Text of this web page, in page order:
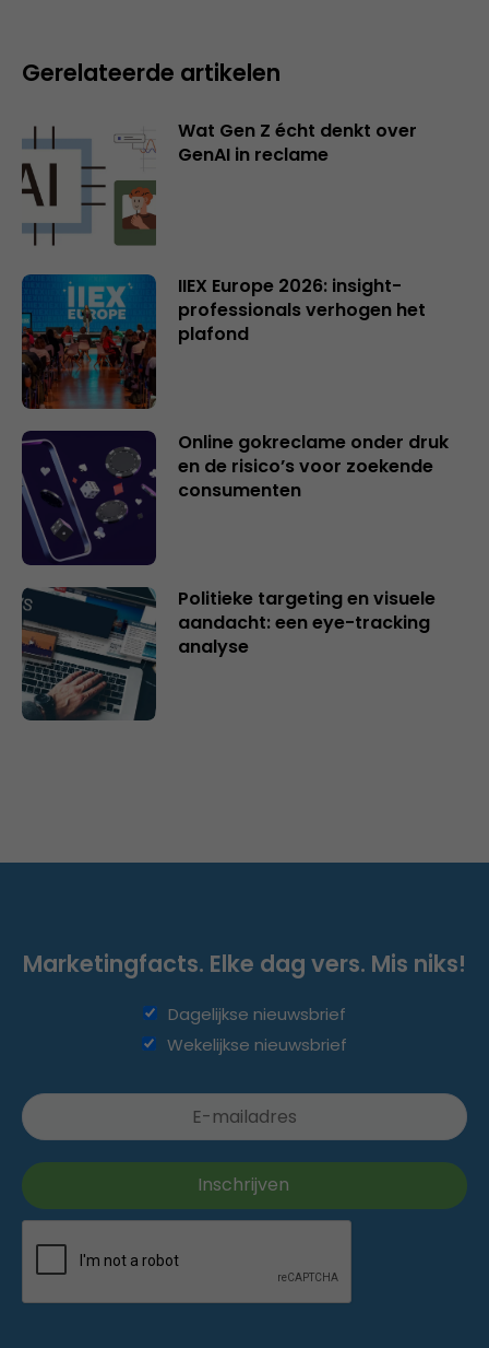
Gerelateerde artikelen
Wat Gen Z écht denkt over
GenAI in reclame
IIEX Europe 2026: insight-
professionals verhogen het
plafond
Online gokreclame onder druk
en de risico’s voor zoekende
consumenten
Politieke targeting en visuele
aandacht: een eye-tracking
analyse
Marketingfacts. Elke dag vers. Mis niks!
Dagelijkse nieuwsbrief
Wekelijkse nieuwsbrief